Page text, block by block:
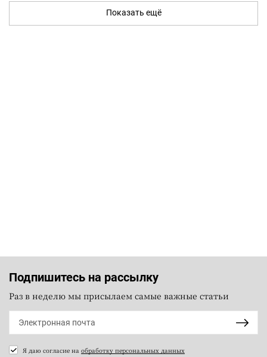
Показать ещё
Подпишитесь на рассылку
Раз в неделю мы присылаем самые важные статьи
Я даю согласие на обработку персональных данных